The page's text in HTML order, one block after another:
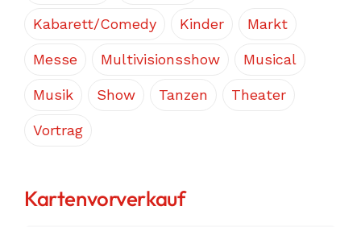
Kabarett/Comedy Kinder Markt
Messe Multivisionsshow Musical
Musik Show Tanzen Theater
Vortrag
Kartenvorverkauf